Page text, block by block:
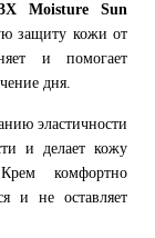
Moisture Sun
защиту кожи от
и помогает
дня.
эластичности
и делает кожу
комфортно
и не оставляет